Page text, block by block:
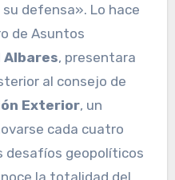
defensa». Lo hace
de Asuntos
Albares, presentara
al consejo de
Exterior, un
cada cuatro
desafíos geopolíticos
la totalidad del